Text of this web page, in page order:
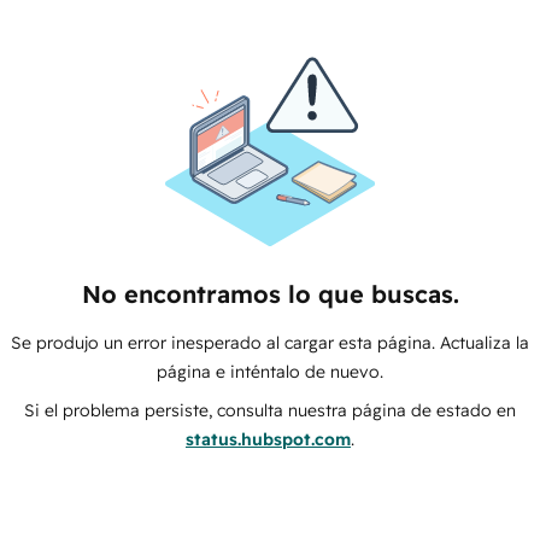
No encontramos lo que buscas.
Se produjo un error inesperado al cargar esta página. Actualiza la
página e inténtalo de nuevo.
Si el problema persiste, consulta nuestra página de estado en
status.hubspot.com.